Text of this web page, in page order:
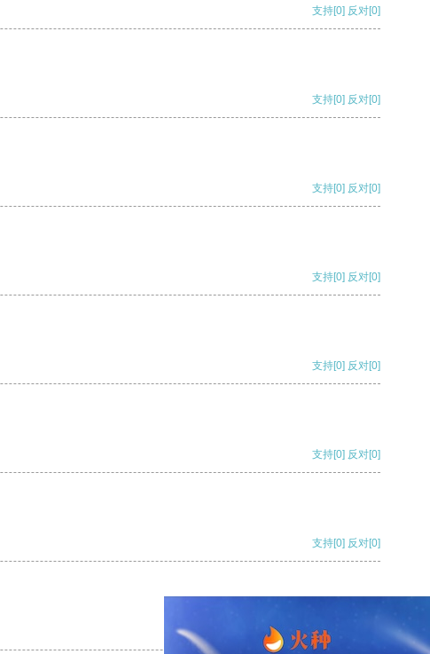
支持[0] 反对[0]
支持[0] 反对[0]
支持[0] 反对[0]
支持[0] 反对[0]
支持[0] 反对[0]
支持[0] 反对[0]
支持[0] 反对[0]
支持